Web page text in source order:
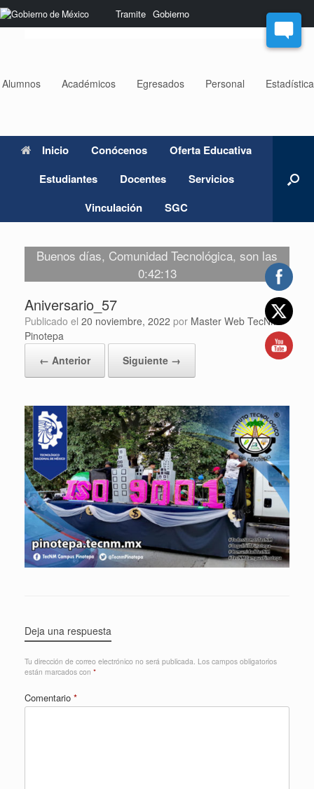
Nota:
este
sistema
Tramite Gobierno
Saltar
al
Alumnos Académicos Egresados Personal
Inicio Conócenos
Oferta Educativa
Estudiantes
Docentes
Servicios
Vinculación
SGC
Buenos días, Comunidad Tecnológica, son las
0:42:13
Aniversario_57
Publicado el 20 noviembre, 2022 por Master Web TecNM
Pinotepa
← Anterior
Siguiente →
Deja una respuesta
Tu dirección de correo electrónico no será publicada. Los campos obligatorios
están marcados con *
Comentario *